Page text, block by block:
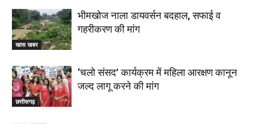
खास खबर
भीमखोज नाला डायवर्सन बदहाल, सफाई व
गहरीकरण की मांग
छत्तीसगढ़
‘चलो संसद’ कार्यक्रम में महिला आरक्षण कानून
जल्द लागू करने की मांग